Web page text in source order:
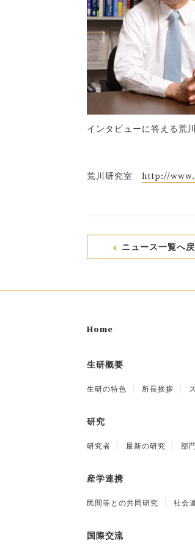
インタビューに答える荒
荒川研究室 http://
ニュース一覧へ
Home
生研概要
生研の特色 所長挨拶
研究
研究者 最新の研究 部
産学連携
民間等との共同研究 社会
国際交流